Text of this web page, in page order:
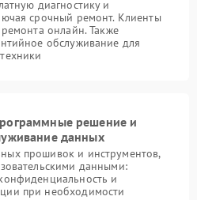
диагностику и
срочный ремонт. Клиенты
ремонта онлайн. Также
обслуживание для
решение и
данных
прошивок и инструментов,
данными:
и
при необходимости